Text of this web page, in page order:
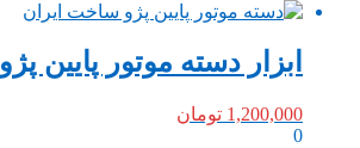
ابزار دسته موتور پایین پژو
1,200,000 تومان
0